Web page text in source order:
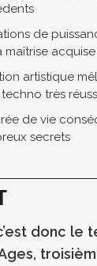
de
maîtrise acquise
artistique
très
de vie
secrets
donc le